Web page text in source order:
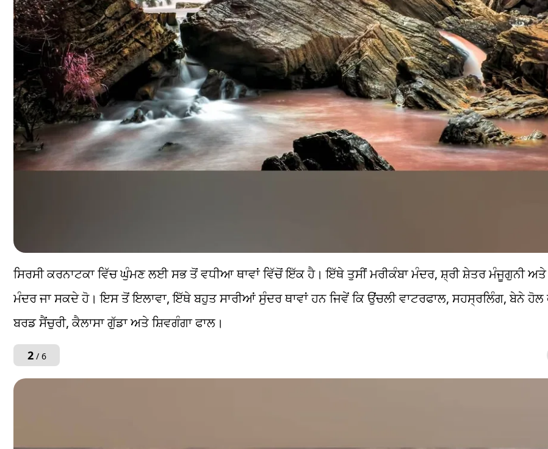
ਸਿਰਸੀ ਕਰਨਾਟਕਾ ਵਿੱਚ ਘੁੰਮਣ ਲਈ ਸਭ ਤੋਂ ਵਧੀਆ ਥਾਵਾਂ ਵਿੱਚੋਂ ਇੱਕ ਹੈ। ਇੱਥੇ ਤੁਸੀਂ ਮਰੀਕੰਬਾ ਮੰਦਰ, ਸ਼੍ਰੀ ਸ਼ੇਤਰ ਮੰਜੂਗੁਨੀ ਅਤੇ
ਮੰਦਰ ਜਾ ਸਕਦੇ ਹੋ। ਇਸ ਤੋਂ ਇਲਾਵਾ, ਇੱਥੇ ਬਹੁਤ ਸਾਰੀਆਂ ਸੁੰਦਰ ਥਾਵਾਂ ਹਨ ਜਿਵੇਂ ਕਿ ਉਂਚਲੀ ਵਾਟਰਫਾਲ, ਸਹਸ੍ਰਲਿੰਗ, ਬੇਨੇ ਹੋਲ
ਬਰਡ ਸੈਂਚੁਰੀ, ਕੈਲਾਸਾ ਗੁੱਡਾ ਅਤੇ ਸ਼ਿਵਗੰਗਾ ਫਾਲ।
2/ 6